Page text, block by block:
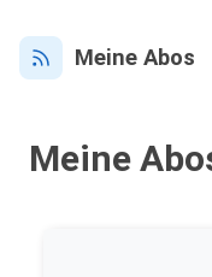
Meine Abos
Meine